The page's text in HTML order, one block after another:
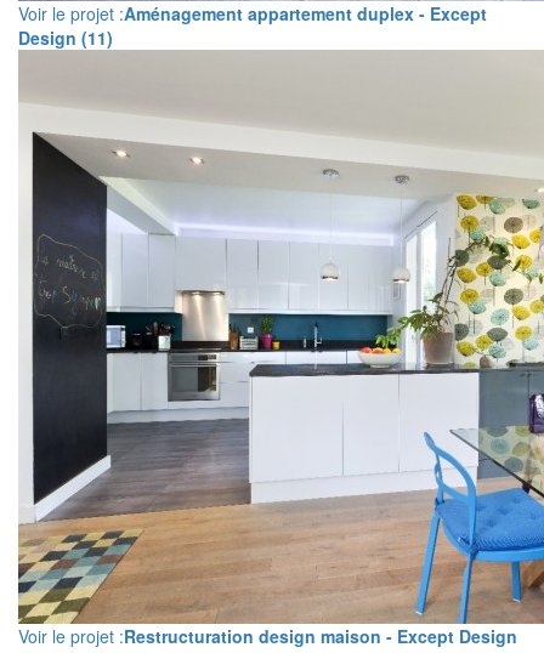
Voir le projet :Aménagement appartement duplex - Except
Design (11)
Voir le projet :Restructuration design maison - Except Design